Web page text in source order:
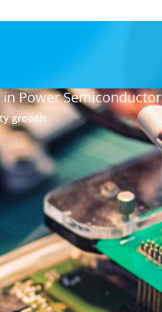
Power Semiconductor
growth